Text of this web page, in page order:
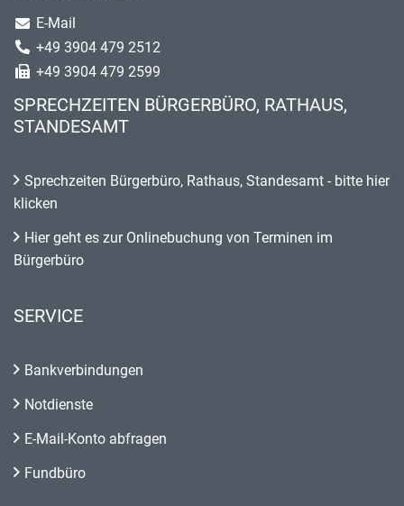
E-Mail
+49 3904 479 2512
+49 3904 479 2599
SPRECHZEITEN BÜRGERBÜRO, RATHAUS,
STANDESAMT
Sprechzeiten Bürgerbüro, Rathaus, Standesamt - bitte hier
klicken
Hier geht es zur Onlinebuchung von Terminen im
Bürgerbüro
SERVICE
Bankverbindungen
Notdienste
E-Mail-Konto abfragen
Fundbüro